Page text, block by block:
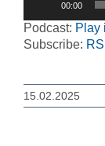
00:00
Podcast: Play
Subscribe:
15.02.2025